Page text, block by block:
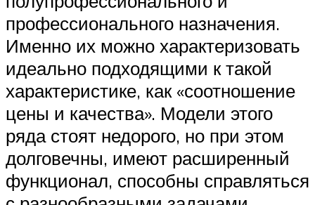
профессионального назначения.
Именно их можно характеризовать
идеально подходящими к такой
характеристике, как «соотношение
цены и качества». Модели этого
ряда стоят недорого, но при этом
долговечны, имеют расширенный
функционал, способны справляться